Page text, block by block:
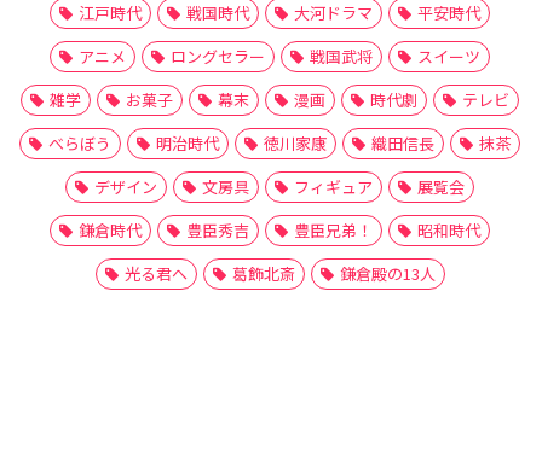
江戸時代 戦国時代 大河ドラマ
平安時代
アニメ
ロングセラー 戦国武将
スイーツ
雑学
お菓子 幕末 漫画 時代劇
テレビ
べらぼう
明治時代 徳川家康 織田信長
抹茶
デザイン
文房具 フィギュア
展覧会
鎌倉時代
豊臣秀吉 豊臣兄弟！
昭和時代
光る君へ
葛飾北斎 鎌倉殿の13人